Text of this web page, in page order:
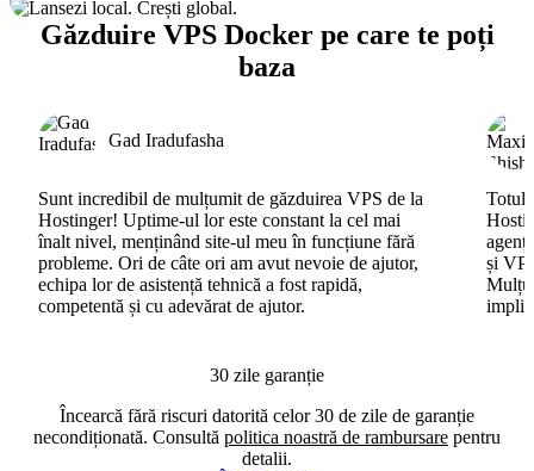
Găzduire VPS Docker pe care te poți
baza
Gad Iradufasha
Sunt incredibil de mulțumit de găzduirea VPS de la
Hostinger! Uptime-ul lor este constant la cel mai
înalt nivel, menținând site-ul meu în funcțiune fără
probleme. Ori de câte ori am avut nevoie de ajutor,
echipa lor de asistență tehnică a fost rapidă,
competentă și cu adevărat de ajutor.
Totul
și
30 zile garanție
Încearcă fără riscuri datorită celor 30 de zile de garanție
necondiționată. Consultă politica noastră de rambursare pentru
detalii.